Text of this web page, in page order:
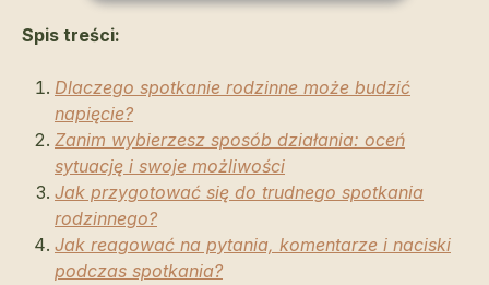
Spis treści:
Dlaczego spotkanie rodzinne może budzić
napięcie?
Zanim wybierzesz sposób działania: oceń
sytuację i swoje możliwości
Jak przygotować się do trudnego spotkania
rodzinnego?
Jak reagować na pytania, komentarze i naciski
podczas spotkania?